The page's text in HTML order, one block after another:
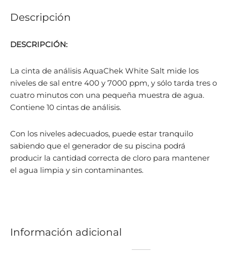
Descripción
DESCRIPCIÓN:
La cinta de análisis AquaChek White Salt mide los
niveles de sal entre 400 y 7000 ppm, y sólo tarda tres o
cuatro minutos con una pequeña muestra de agua.
Contiene 10 cintas de análisis.
Con los niveles adecuados, puede estar tranquilo
sabiendo que el generador de su piscina podrá
producir la cantidad correcta de cloro para mantener
el agua limpia y sin contaminantes.
Información adicional